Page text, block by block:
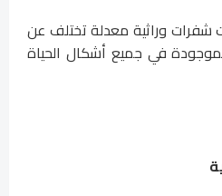
شفرات وراثية معدلة تختلف عن
في جميع أشكال الحياة